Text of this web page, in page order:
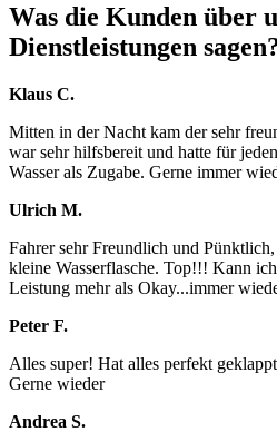
Was die Kunden über
Dienstleistungen
Klaus C.
Mitten in der Nacht kam der sehr
war sehr hilfsbereit und hatte für
Wasser als Zugabe. Gerne immer
Ulrich M.
Fahrer sehr Freundlich und
kleine Wasserflasche. Top!!! Kann
Leistung mehr als Okay...immer
Peter F.
Alles super! Hat alles perfekt
Gerne wieder
Andrea S.